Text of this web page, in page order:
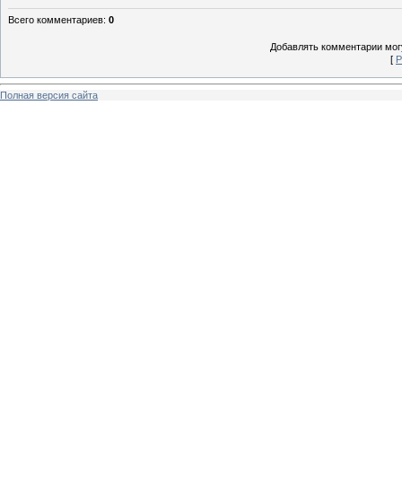
Всего комментариев: 0
Добавлять комментарии
[
Полная версия сайта